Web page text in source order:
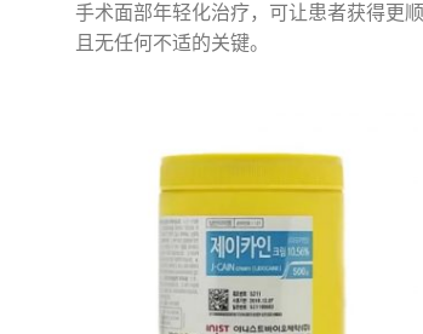
手术面部年轻化治疗，可让患者获得更
且无任何不适的关键。